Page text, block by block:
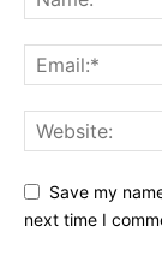
Save my
next time I